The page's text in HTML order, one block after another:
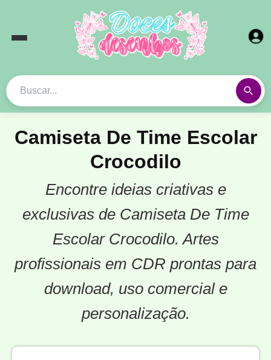
Camiseta De Time Escolar
Crocodilo
Encontre ideias criativas e
exclusivas de Camiseta De Time
Escolar Crocodilo. Artes
profissionais em CDR prontas para
download, uso comercial e
personalização.